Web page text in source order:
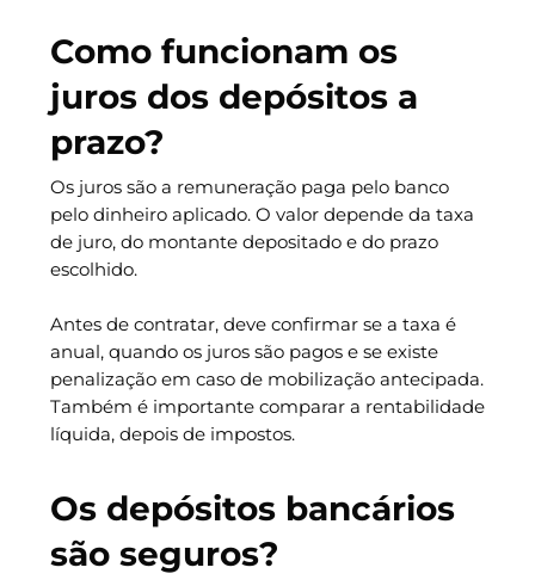
Como funcionam os
juros dos depósitos a
prazo?
Os juros são a remuneração paga pelo banco
pelo dinheiro aplicado. O valor depende da taxa
de juro, do montante depositado e do prazo
escolhido.
Antes de contratar, deve confirmar se a taxa é
anual, quando os juros são pagos e se existe
penalização em caso de mobilização antecipada.
Também é importante comparar a rentabilidade
líquida, depois de impostos.
Os depósitos bancários
são seguros?